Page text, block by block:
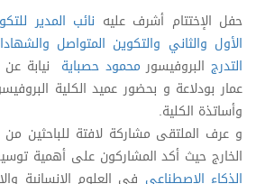
حفل الإختتام أشرف عليه نائب المدير
الأول والثاني والتكوين المتواصل
التدرجالبروفيسور محمود حصباية نيابة
عمار بودلاعة و بحضور عميد الكلية
وأساتذة الكلية.
و عرف الملتقى مشاركة لافتة للباحثين
الخارج حيث أكد المشاركون على أهمية
الذكاء الاصطناعي في العلوم الانسانية